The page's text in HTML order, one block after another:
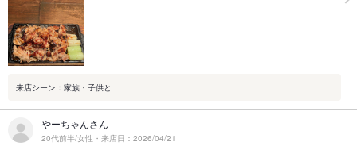
来店シーン：家族・子供と
やーちゃんさん
20代前半/女性・来店日：2026/04/21